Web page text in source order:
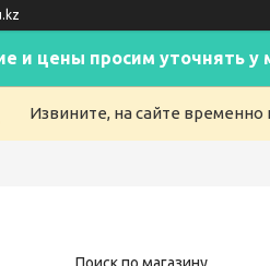
и цены просим уточнять у
Извините, на сайте